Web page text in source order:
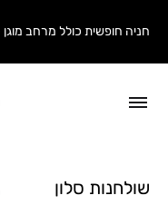
חניה חופשית כולל מרחב
שולחנות סלון